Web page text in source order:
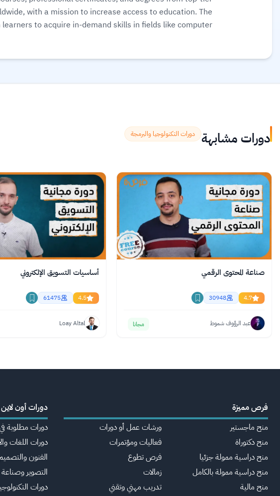
with a mission to increase access to education. The
to acquire in-demand skills in fields like computer
دورات مشابهة دورات التكنولوجيا والبرمجة
صناعة المحتوى الرقمي
4.7
30948
عبد الرؤوف شموط مجانا
أساسيات التسويق الإلكتروني
4.5
61475
Loay Altal
فرص مميزة
منح ماجستير
منح دكتوراة
منح دراسية ممولة جزئيا
منح دراسية ممولة بالكامل
منح مالية
ورشات عمل أو دورات
فعاليات ومؤتمرات
فرص تطوع
زمالات
تدريب مهني وتقني
دورات أون
دورات مطلوبة
دورات اللغات
الفنون
التصوير وصناعة
دورات